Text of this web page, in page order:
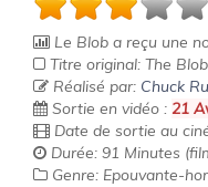
Le Blob a reçu une
Titre original: The Blob
Réalisé par: Chuck
Sortie en vidéo : 21
Date de sortie au
Durée: 91 Minutes
Genre: Epouvante-